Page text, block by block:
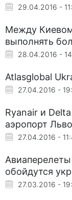
29.04.2016 -
Между
выполнять
28.04.2016 -
Atlasglobal
27.04.2016 -
Ryanair и
аэропорт
27.04.2016 -
обойдутся
27.03.2016 -